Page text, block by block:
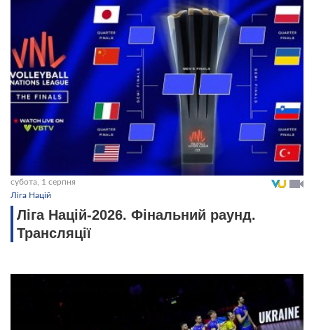
субота, 1 серпня
Ліга Націй
Ліга Націй-2026. Фінальний раунд.
Трансляції